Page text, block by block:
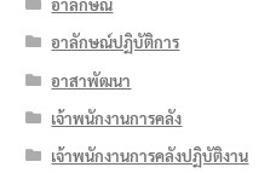
อาลักษณ์
อาลักษณ์ปฏิบัติการ
อาสาพัฒนา
เจ้าพนักงานการคลัง
เจ้าพนักงานการคลังปฏิบัติงาน